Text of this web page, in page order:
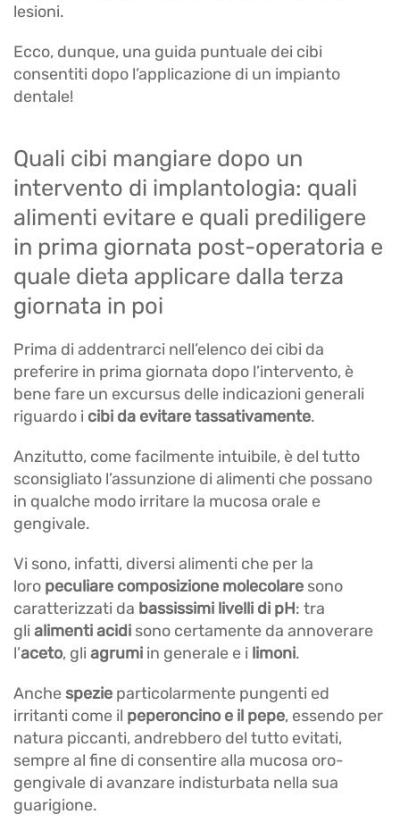
lesioni.
Ecco, dunque, una guida puntuale dei cibi
consentiti dopo l’applicazione di un impianto
dentale!
Quali cibi mangiare dopo un
intervento di implantologia: quali
alimenti evitare e quali prediligere
in prima giornata post-operatoria e
quale dieta applicare dalla terza
giornata in poi
Prima di addentrarci nell’elenco dei cibi da
preferire in prima giornata dopo l’intervento, è
bene fare un excursus delle indicazioni generali
riguardo i cibi da evitare tassativamente.
Anzitutto, come facilmente intuibile, è del tutto
sconsigliato l’assunzione di alimenti che possano
in qualche modo irritare la mucosa orale e
gengivale.
Vi sono, infatti, diversi alimenti che per la
loro peculiare composizione molecolare sono
caratterizzati da bassissimi livelli di pH: tra
gli alimenti acidi sono certamente da annoverare
l’aceto, gli agrumi in generale e i limoni.
Anchespezie particolarmente pungenti ed
irritanti come il peperoncino e il pepe, essendo per
natura piccanti, andrebbero del tutto evitati,
sempre al fine di consentire alla mucosa oro-
gengivale di avanzare indisturbata nella sua
guarigione.